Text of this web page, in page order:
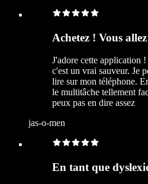
Achetez ! Vous
J'adore cette application
c'est un vrai sauveur. Je
lire sur mon téléphone.
le multitâche tellement
peux pas en dire assez
jas-o-men
En tant que